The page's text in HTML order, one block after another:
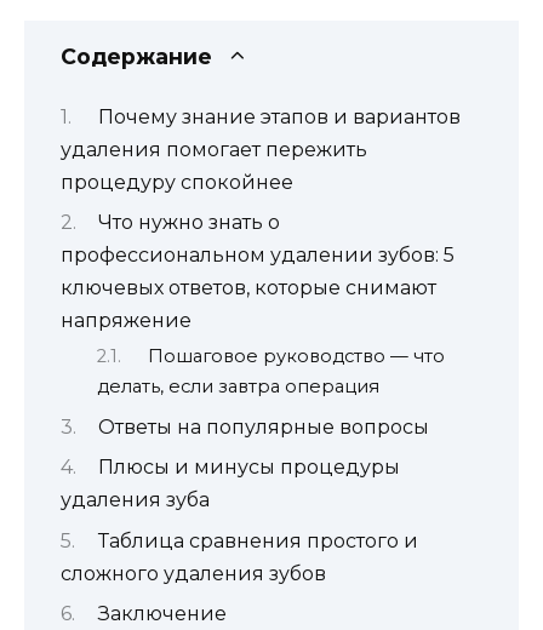
Содержание
Почему знание этапов и вариантов
удаления помогает пережить
процедуру спокойнее
Что нужно знать о
профессиональном удалении зубов: 5
ключевых ответов, которые снимают
напряжение
Пошаговое руководство — что
делать, если завтра операция
Ответы на популярные вопросы
Плюсы и минусы процедуры
удаления зуба
Таблица сравнения простого и
сложного удаления зубов
Заключение